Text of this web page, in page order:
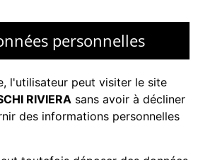
personnelles
l'utilisateur peut visiter le site
RIVIERA sans avoir à décliner
des informations personnelles